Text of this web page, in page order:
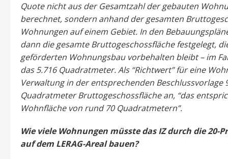
Quote nicht aus der Gesamtzahl der gebauten
berechnet, sondern anhand der gesamten
Wohnungen auf einem Gebiet. In den
dann die gesamte Bruttogeschossfläche festgelegt,
geförderten Wohnungsbau vorbehalten bleibt – im
das 5.716 Quadratmeter. Als “Richtwert” für eine
Verwaltung in der entsprechenden Beschlussvorlage
Quadratmeter Bruttogeschossfläche an, “das
Wohnfläche von rund 70 Quadratmetern”.
Wie viele Wohnungen müsste das IZ durch die 20-
auf dem LERAG-Areal bauen?